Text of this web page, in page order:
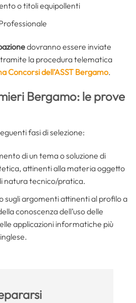
o titoli equipollenti
dovranno essere inviate
tramite la procedura telematica
Concorsi dell’ASST Bergamo.
Bergamo: le prove
fasi di selezione:
di un tema o soluzione di
attinenti alla materia oggetto
natura tecnico/pratica.
sugli argomenti attinenti al profilo a
conoscenza dell’uso delle
applicazioni informatiche più